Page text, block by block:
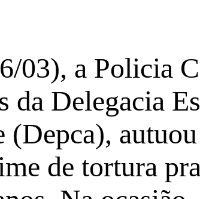
03), a Policia
Delegacia
de tortura